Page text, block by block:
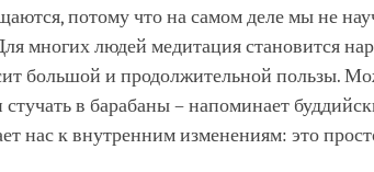
потому что на самом деле мы не
многих людей медитация становится
большой и продолжительной пользы.
стучать в барабаны – напоминает
нас к внутренним изменениям: это